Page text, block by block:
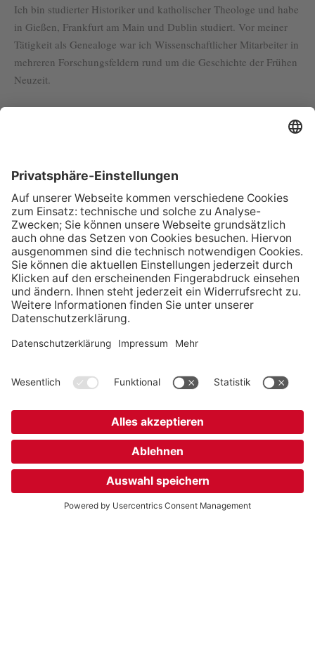
Ich bin studierter Historiker und katholischer Theologe und habe
in Gießen, Frankfurt am Main und Dublin studiert. Vor meiner
Tätigkeit als Genealoge war ich Wissenschaftlicher Mitarbeiter in
mehreren Forschungsfeldern rund um die Geschichte der Frühen
Neuzeit.
+49 69 256 275 419
Sprachen
Deutsch, Englisch, Französisch